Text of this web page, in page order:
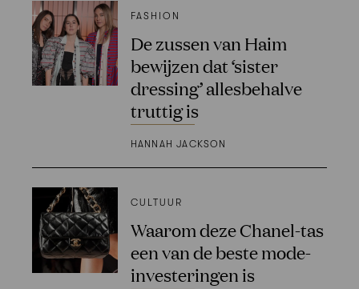
FASHION
De zussen van Haim
bewijzen dat ‘sister
dressing’ allesbehalve
truttig is
HANNAH JACKSON
CULTUUR
Waarom deze Chanel-tas
een van de beste mode-
investeringen is